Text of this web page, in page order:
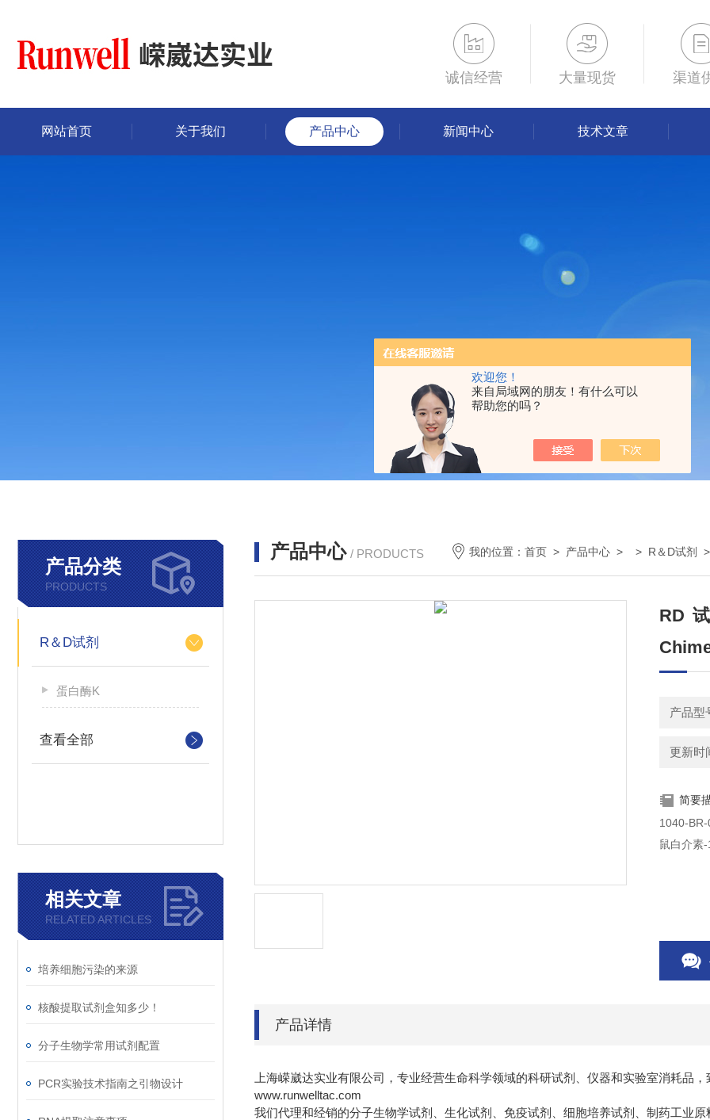
欢迎您！
来自局域网的朋友！有什么可以
帮助您的吗？
诚信经营 大量现货 渠道
网站首页 关于我们 产品中心 新闻中心 技术文章
产品分类
PRODUCTS
R＆D试剂
蛋白酶K
查看全部
相关文章
RELATED ARTICLES
培养细胞污染的来源
核酸提取试剂盒知多少！
分子生物学常用试剂配置
PCR实验技术指南之引物设计
产品中心 / PRODUCTS 我的位置：首页 > 产品中心 > > R＆D试剂
RD
产品型
更新时
简要
1040-BR-050 RD试剂
鼠白介素
产品详情
上海嵘崴达实业有限公司，专业经营生命科学领域的科研试剂、仪器和实验室消耗品
www.runwelltac.com
我们代理和经销的分子生物学试剂、生化试剂、免疫试剂、细胞培养试剂、制药工业